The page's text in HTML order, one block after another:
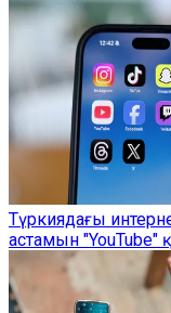
Түркиядағы
астамын "YouTube"